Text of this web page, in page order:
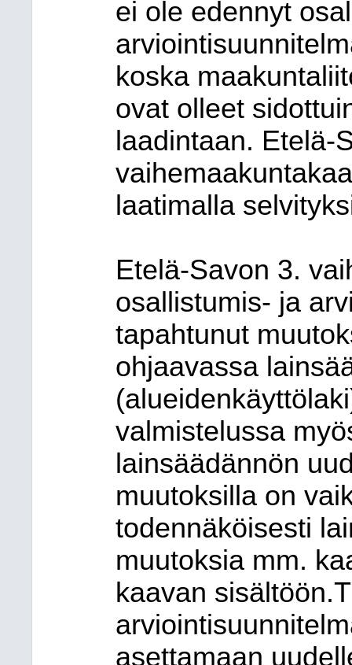
ei ole edennyt
koska
ovat olleet
laadintaan. Etelä-
laatimalla
Etelä-Savon 3.
osallistumis- ja
tapahtunut
ohjaavassa
valmistelussa
lainsäädännön
muutoksilla on
todennäköisesti
muutoksia mm.
kaavan
asettamaan